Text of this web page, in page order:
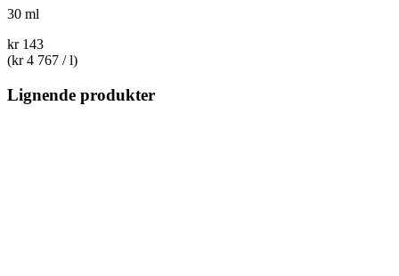
30 ml
kr 143
(kr 4 767 / l)
Lignende produkter